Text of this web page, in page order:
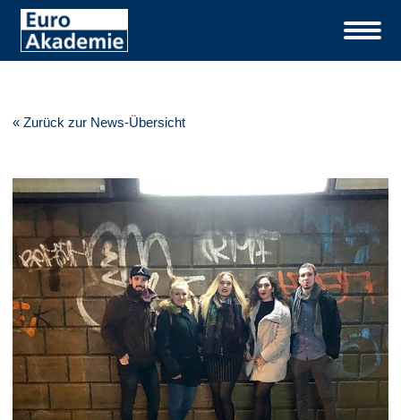
« Zurück zur News-Übersicht